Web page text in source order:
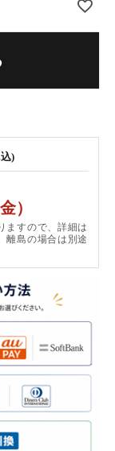
)
）
ますので、詳細は
離島の場合は別途